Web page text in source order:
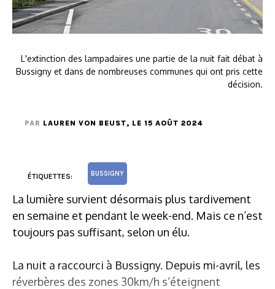
L'extinction des lampadaires une partie de la nuit fait débat à
Bussigny et dans de nombreuses communes qui ont pris cette
décision.
PAR LAUREN VON BEUST, LE 15 AOÛT 2024
ÉTIQUETTES: BUSSIGNY
La lumière survient désormais plus tardivement
en semaine et pendant le week-end. Mais ce n’est
toujours pas suffisant, selon un élu.
La nuit a raccourci à Bussigny. Depuis mi-avril, les
réverbères des zones 30km/h s’éteignent